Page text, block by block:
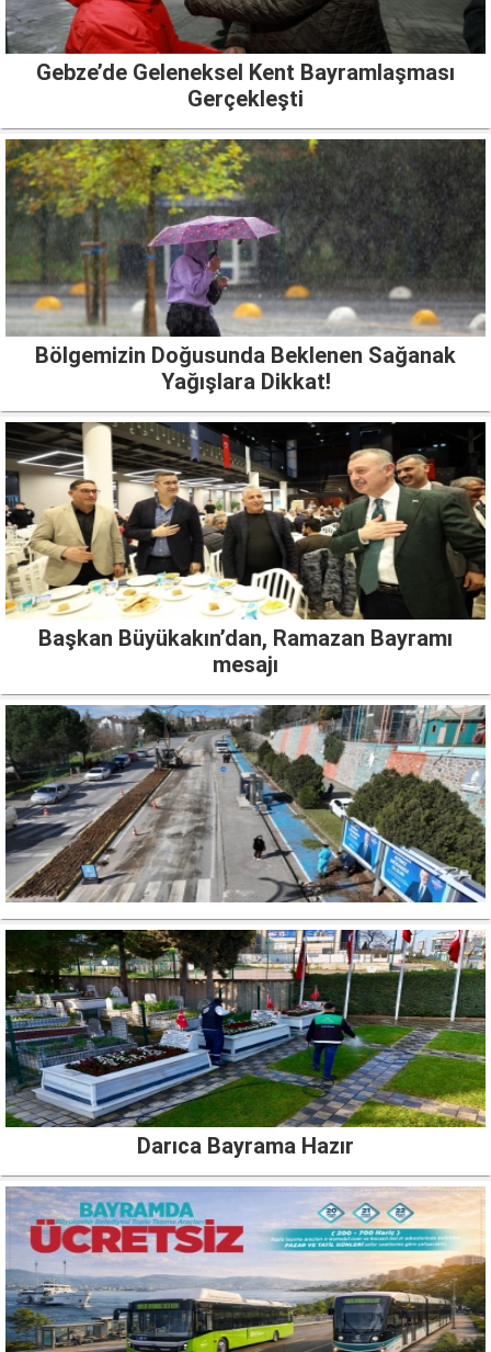
Gebze’de Geleneksel Kent Bayramlaşması
Gerçekleşti
Bölgemizin Doğusunda Beklenen Sağanak
Yağışlara Dikkat!
Başkan Büyükakın’dan, Ramazan Bayramı
mesajı
Darıca Bayrama Hazır